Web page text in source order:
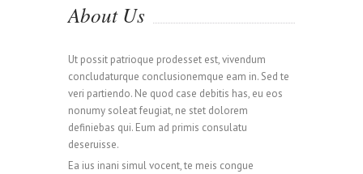
About Us
Ut possit patrioque prodesset est, vivendum
concludaturque conclusionemque eam in. Sed te
veri partiendo. Ne quod case debitis has, eu eos
nonumy soleat feugiat, ne stet dolorem
definiebas qui. Eum ad primis consulatu
deseruisse.
Ea ius inani simul vocent, te meis congue